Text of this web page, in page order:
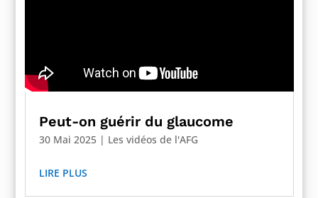
Peut-on guérir du glaucome
30 Mai 2025| Les vidéos de l'AFG
LIRE PLUS